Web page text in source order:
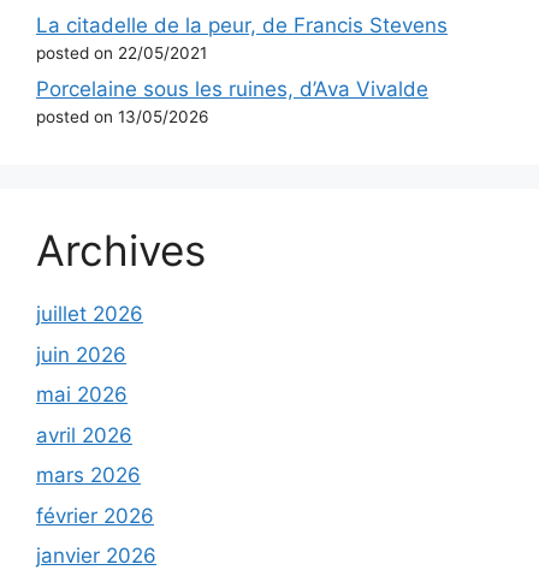
La citadelle de la peur, de Francis Stevens
posted on 22/05/2021
Porcelaine sous les ruines, d’Ava Vivalde
posted on 13/05/2026
Archives
juillet 2026
juin 2026
mai 2026
avril 2026
mars 2026
février 2026
janvier 2026